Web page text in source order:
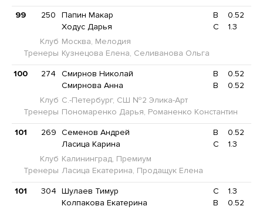
99 250 Папин Макар B
0.52
Ходус Дарья
C
1.3
Клуб Москва, Мелодия
Тренеры Кузнецова Елена, Селиванова Ольга
100 274 Смирнов Николай B
0.52
Смирнова Анна
B
0.52
Клуб С.-Петербург, СШ №2 Элика-Арт
Тренеры Пономаренко Дарья, Романенко Константин
101 269 Семенов Андрей B
0.52
Ласица Карина
C
1.3
Клуб Калининград, Премиум
Тренеры Ласица Екатерина, Продащук Елена
101 304 Шулаев Тимур C
1.3
Колпакова Екатерина
B
0.52